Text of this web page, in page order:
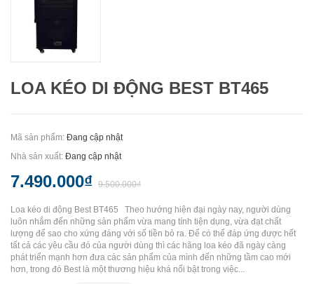
LOA KÉO DI ĐỘNG BEST BT465
Mã sản phẩm: Đang cập nhật
Nhà sản xuất: Đang cập nhật
7.490.000₫ 9.500.000₫
Loa kéo di động Best BT465 Theo hướng hiện đại ngày nay, người dùng
luôn nhắm đến những sản phẩm vừa mang tính tiện dụng, vừa đạt chất
lượng để sao cho xứng đáng với số tiền bỏ ra. Để có thể đáp ứng được hết
tất cả các yêu cầu đó của người dùng thì các hãng loa kéo đã ngày càng
phát triển mạnh hơn đưa các sản phẩm của mình đến những tầm cao mới
hơn, trong đó Best là một thương hiệu khá nổi bật trong việc...